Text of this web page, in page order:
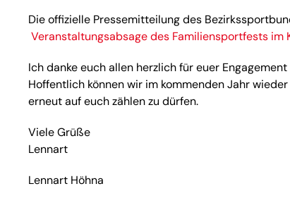
Die offizielle Pressemitteilung des
Veranstaltungsabsage des Familiensportfests im
Ich danke euch allen herzlich für euer
Hoffentlich können wir im kommenden Jahr
erneut auf euch zählen zu dürfen.
Viele Grüße
Lennart
Lennart Höhna